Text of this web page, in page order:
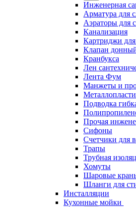
Инженерная
Арматура для
Аэраторы для
Канализация
Картриджи для
Клапан
Кранбукса
Лен
Лента Фум
Манжеты и
Подводка
Прочая
Сифоны
Счетчики для
Трапы
Трубная
Хомуты
Шаровые
Шланги для
Инсталляции
Кухонные мойки